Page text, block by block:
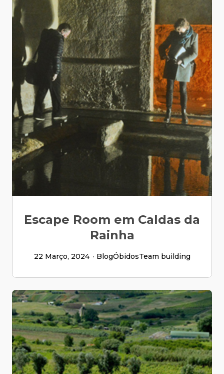
Escape Room em Caldas da
Rainha
22 Março, 2024 BlogÓbidosTeam building